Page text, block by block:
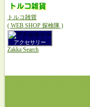
トルコ雑貨
( WEB SHOP 探検隊 )
アクセサリー
Zakka Search